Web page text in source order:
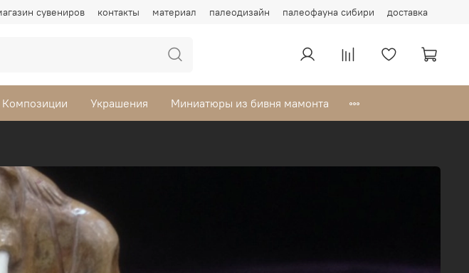
сувениров контакты материал палеодизайн палеофауна сибири доставка
Композиции Украшения Миниатюры из бивня мамонта